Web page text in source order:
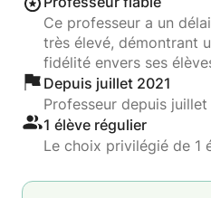
Ce professeur a un
très élevé, démontrant
fidélité envers ses
Depuis juillet 2021
Professeur depuis juillet
1 élève régulier
Le choix privilégié de 1